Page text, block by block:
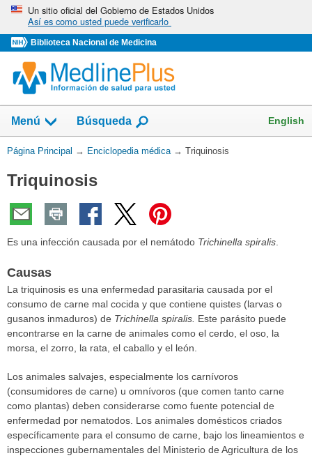
Omita
vaya
al
Contenido
Un sitio oficial del Gobierno de Estados Unidos
Así es como usted puede verificarlo
Biblioteca Nacional de Medicina
Menú Búsqueda English
Usted
aquí:
Página Principal → Enciclopedia médica → Triquinosis
Triquinosis
Es una infección causada por el nemátodo Trichinella spiralis.
Causas
La triquinosis es una enfermedad parasitaria causada por el
consumo de carne mal cocida y que contiene quistes (larvas o
gusanos inmaduros) de Trichinella spiralis. Este parásito puede
encontrarse en la carne de animales como el cerdo, el oso, la
morsa, el zorro, la rata, el caballo y el león.
Los animales salvajes, especialmente los carnívoros
(consumidores de carne) u omnívoros (que comen tanto carne
como plantas) deben considerarse como fuente potencial de
enfermedad por nematodos. Los animales domésticos criados
específicamente para el consumo de carne, bajo los lineamientos e
inspecciones gubernamentales del Ministerio de Agricultura de los